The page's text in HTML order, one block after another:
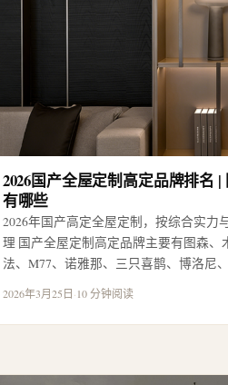
2026国产全屋定制高定品牌排名
有哪些
2026年国产高定全屋定制，按综合实力
理 国产全屋定制高定品牌主要有图森、
法、M77、诺雅那、三只喜鹊、博洛尼
2026年3月25日·10 分钟阅读